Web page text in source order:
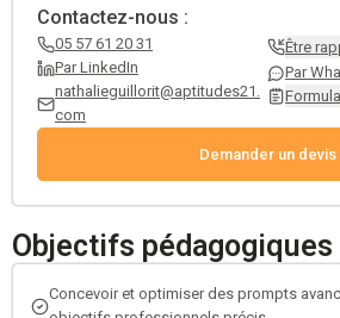
Objectifs pédagogiques
Concevoir et optimiser des prompts
Contactez-nous :
05 57 61 20 31
Par LinkedIn
nathalieguillorit@aptitudes21.
com
Être
Par
Demander un devis